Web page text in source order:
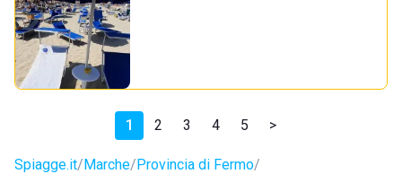
1 2 3 4 5 >
Spiagge.it Marche Provincia di Fermo